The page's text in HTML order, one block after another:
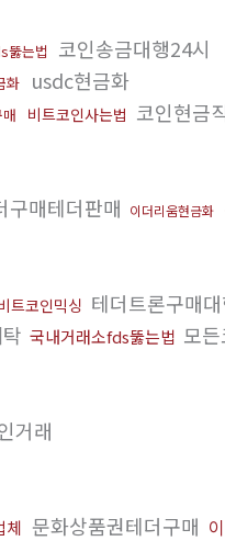
뚫는법 코인송금대행24시
화 usdc현금화
비트코인사는법 코인현금
구매테더판매 이더리움현금화
트코인믹싱 테더트론구매대
국내거래소fds뚫는법 모
거래
체 문화상품권테더구매